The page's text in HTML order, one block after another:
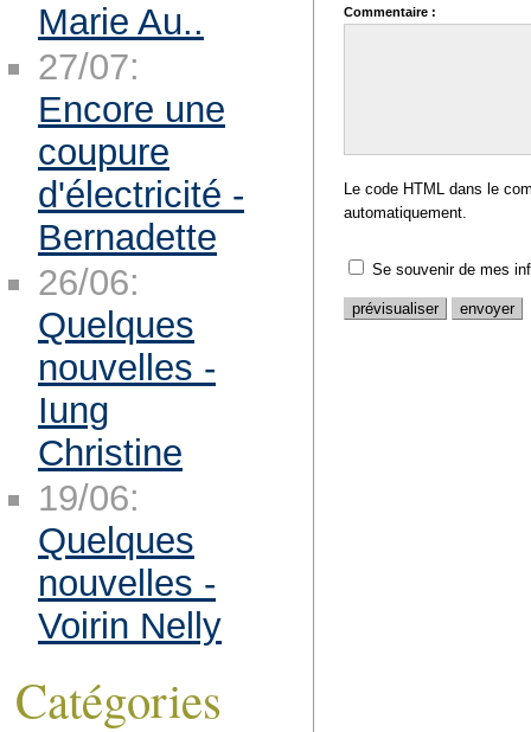
Commentaire :
Le code HTML dans le
automatiquement.
Se souvenir de mes
Marie Au..
27/07:
Encore une
coupure
d'électricité -
Bernadette
26/06:
Quelques
nouvelles -
Iung
Christine
19/06:
Quelques
nouvelles -
Voirin Nelly
Catégories